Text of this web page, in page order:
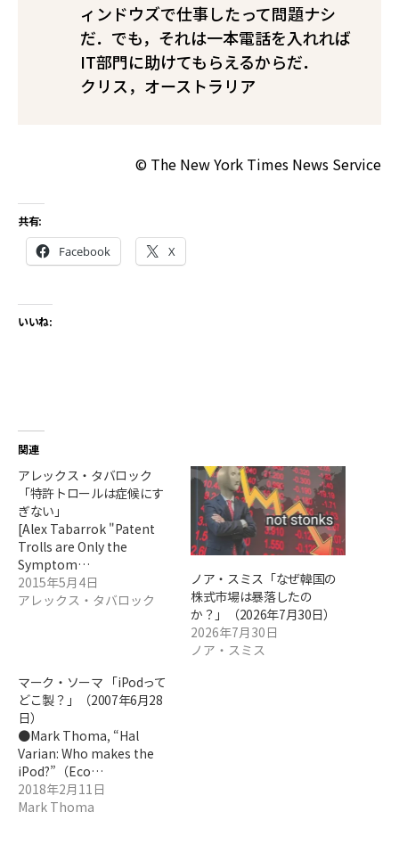
ィンドウズで仕事したって問題ナシ
だ．でも，それは一本電話を入れれば
IT部門に助けてもらえるからだ．
――クリス，オーストラリア
© The New York Times News Service
共有:
Facebook X
いいね:
関連
アレックス・タバロック
「特許トロールは症候にす
ぎない」
[Alex Tabarrok "Patent
Trolls are Only the
Symptom…
2015年5月4日
アレックス・タバロック
ノア・スミス「なぜ韓国の
株式市場は暴落したの
か？」（2026年7月30日）
2026年7月30日
ノア・スミス
マーク・ソーマ 「iPodって
どこ製？」（2007年6月28
日）
●Mark Thoma, “Hal
Varian: Who makes the
iPod?”（Eco…
2018年2月11日
Mark Thoma